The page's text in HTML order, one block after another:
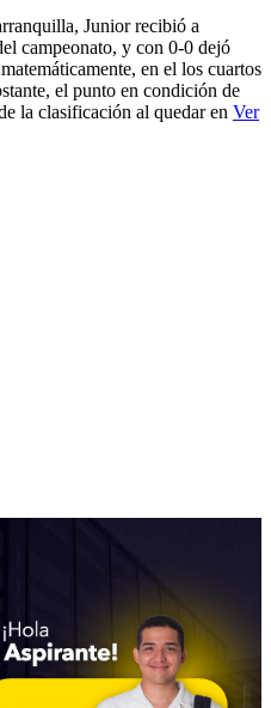
Junior recibió a
campeonato, y con 0-0 dejó
en el los cuartos
el punto en condición de
la clasificación al quedar en Ver